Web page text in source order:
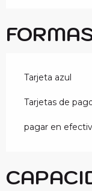
Tarjeta azul
Tarjetas de
pagar en